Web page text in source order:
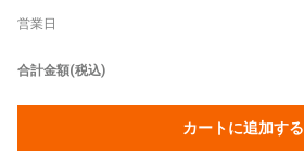
営業日
合計金額(税込)
カートに追加する